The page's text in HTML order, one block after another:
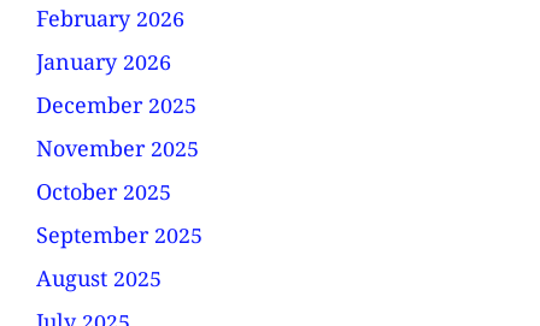
February 2026
January 2026
December 2025
November 2025
October 2025
September 2025
August 2025